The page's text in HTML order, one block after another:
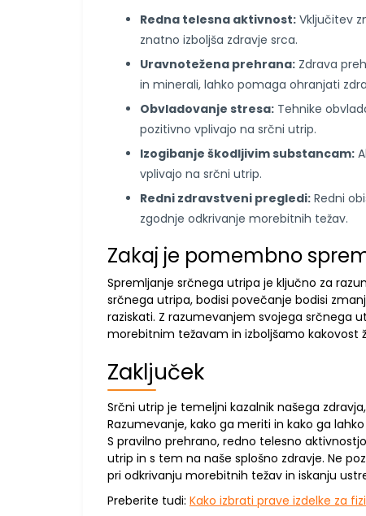
Redna telesna aktivnost: Vključitev
znatno izboljša zdravje srca.
Uravnotežena prehrana: Zdrava
in minerali, lahko pomaga ohranjati
Obvladovanje stresa: Tehnike
pozitivno vplivajo na srčni utrip.
Izogibanje škodljivim substancam:
vplivajo na srčni utrip.
Redni zdravstveni pregledi: Redni
zgodnje odkrivanje morebitnih težav.
Zakaj je pomembno
Spremljanje srčnega utripa je ključno za
srčnega utripa, bodisi povečanje bodisi
raziskati. Z razumevanjem svojega srčnega
morebitnim težavam in izboljšamo kakovost
Zaključek
Srčni utrip je temeljni kazalnik našega
Razumevanje, kako ga meriti in kako ga
S pravilno prehrano, redno telesno
utrip in s tem na naše splošno zdravje. Ne
pri odkrivanju morebitnih težav in iskanju
Preberite tudi: Kako izbrati prave izdelke za